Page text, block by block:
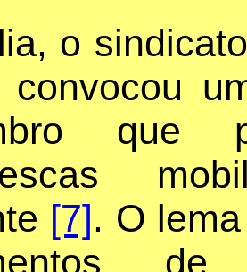
o
convocou
[7]. O
de